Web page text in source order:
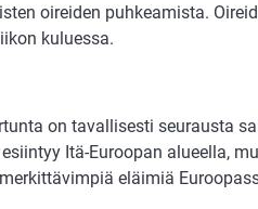
oireiden puhkeamista.
kuluessa.
on tavallisesti seurausta
Itä-Euroopan alueella,
eläimiä